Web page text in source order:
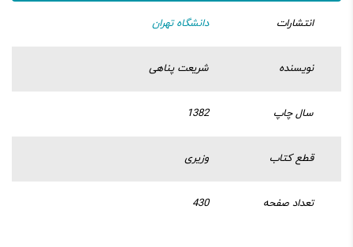
انتشارات دانشگاه تهران
نویسنده شریعت پناهی
سال چاپ 1382
قطع کتاب وزیری
تعداد صفحه 430